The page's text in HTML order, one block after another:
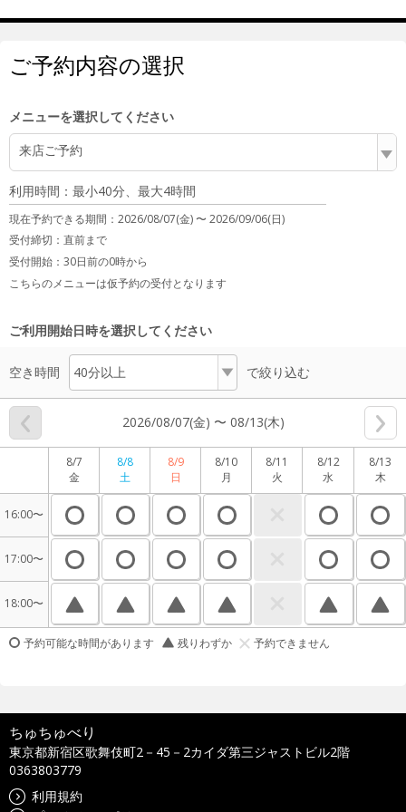
ご予約内容の選択
メニューを選択してください
来店ご予約
利用時間：最小40分、最大4時間
現在予約できる期間： 2026/08/07(金) 〜2026/09/06(日)
受付締切： 直前まで
受付開始： 30日前の0時から
こちらのメニューは仮予約の受付となります
ご利用開始日時を選択してください
空き時間 で絞り込む
2026/08/07(金) 〜 08/13(木)
8/7
金
8/8
土
8/9
日
8/10
月
8/11
火
8/12
水
8/13
木
16:00〜
17:00〜
18:00〜
予約可能な時間があります 残りわずか 予約できません
ちゅちゅべり
東京都新宿区歌舞伎町2－45－2カイダ第三ジャストビル2階
0363803779
利用規約